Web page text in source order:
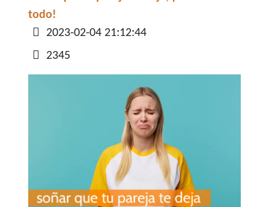
todo!
Detalles
2023-02-04 21:12:44
2345